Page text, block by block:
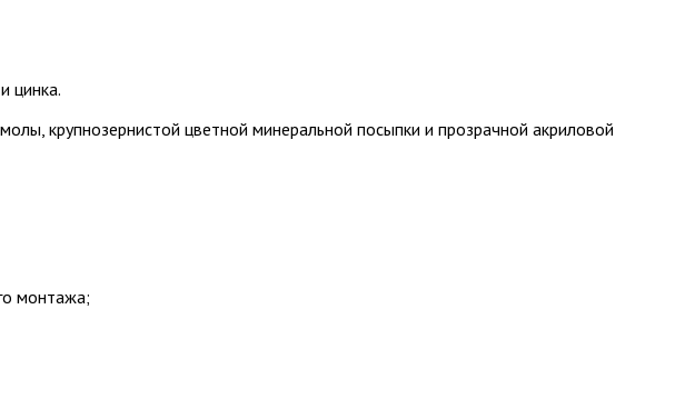
цинка.
крупнозернистой цветной минеральной посыпки и прозрачной акриловой
монтажа;